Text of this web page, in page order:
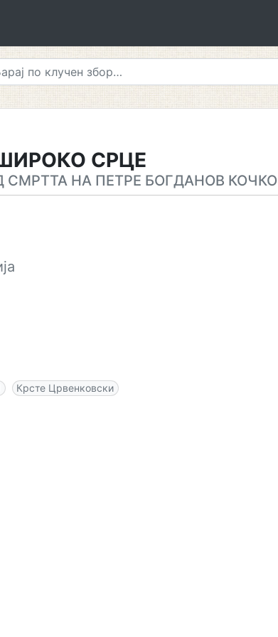
СРЦЕ
НА ПЕТРЕ БОГДАНОВ КОЧКО
Крсте Црвенковски